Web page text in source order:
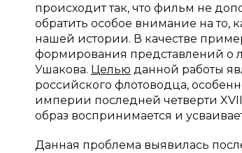
происходит так, что фильм не
обратить особое внимание на то,
нашей истории. В качестве
формирования представлений о
Ушакова. Целью данной работы
российского флотоводца,
империи последней четверти
образ воспринимается и
Данная проблема выявилась